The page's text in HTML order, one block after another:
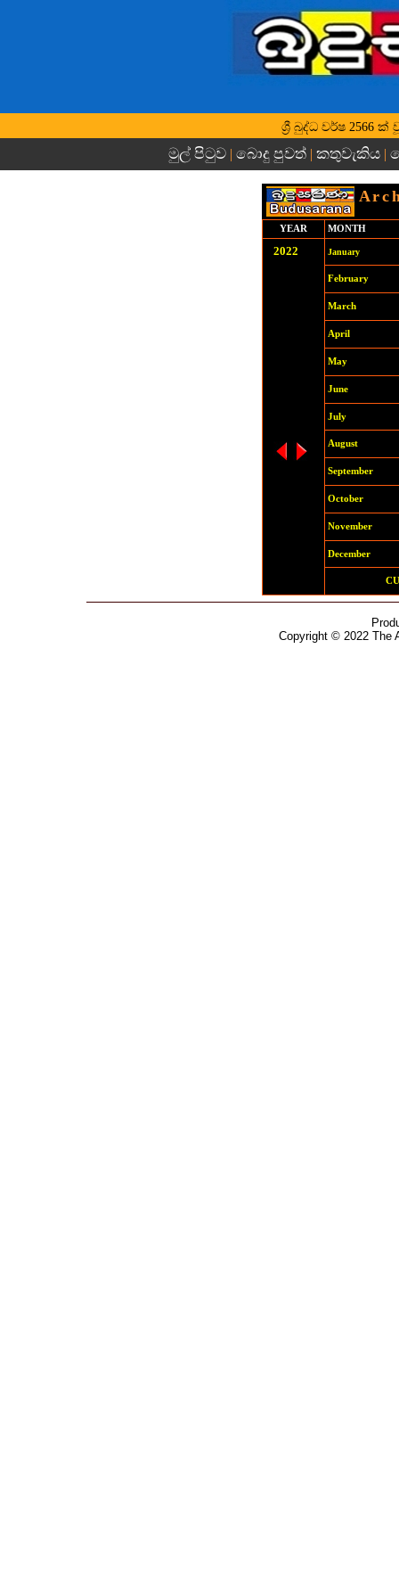
ශ්‍රී බුද්ධ වර්ෂ 2566 ක්
මුල් පිටුව | බොදු පුවත් | කතුවැකිය |
YEAR MONTH
2022 January
February
March
April
May
June
July
August
September
October
November
December
Copyright © 2022 The